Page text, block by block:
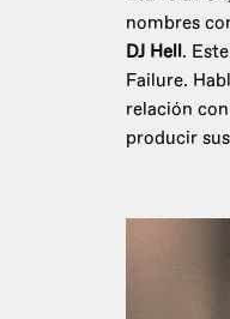
nombres
DJ Hell.
Failure.
relación
producir